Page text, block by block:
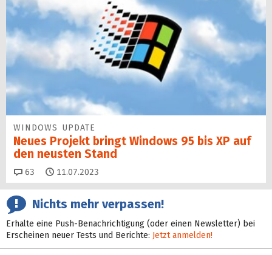
WINDOWS UPDATE
Neues Projekt bringt Windows 95 bis XP auf
den neusten Stand
63 Kommentare
11.07.2023
Nichts mehr verpassen!
Erhalte eine Push-Benachrichtigung (oder einen Newsletter) bei
Erscheinen neuer Tests und Berichte: Jetzt anmelden!